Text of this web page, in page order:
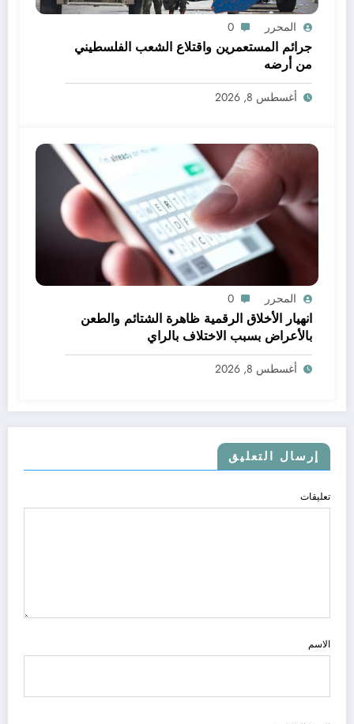
المحرر 0
جرائم المستعمرين واقتلاع الشعب الفلسطيني
من أرضه
أغسطس 8, 2026
المحرر 0
انهيار الأخلاق الرقمية ظاهرة الشتائم والطعن
بالأعراض بسبب الاختلاف بالراي
أغسطس 8, 2026
إرسال التعليق
تعليقات
الاسم